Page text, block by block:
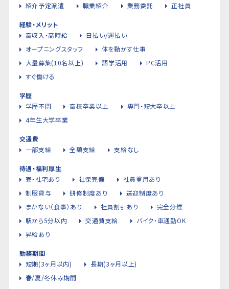
紹介予定派遣
職業紹介 業務委託 正社員
経験・メリット
高収入・高時給
日払い/週払い
オープニングスタッフ
体を動かす仕事
大量募集(10名以上)
語学活用
PC活用
すぐ働ける
学歴
学歴不問
高校卒業以上
専門・短大卒以上
4年生大学卒業
交通費
一部支給
全額支給 支給なし
待遇・福利厚生
寮・社宅あり
社保完備
社員登用あり
制服貸与
研修制度あり
送迎制度あり
まかない（食事）あり
社員割引あり
完全分煙
駅から5分以内
交通費支給
バイク・車通勤OK
昇給あり
勤務期間
短期(3ヶ月以内)
長期(3ヶ月以上)
春/夏/冬休み期間